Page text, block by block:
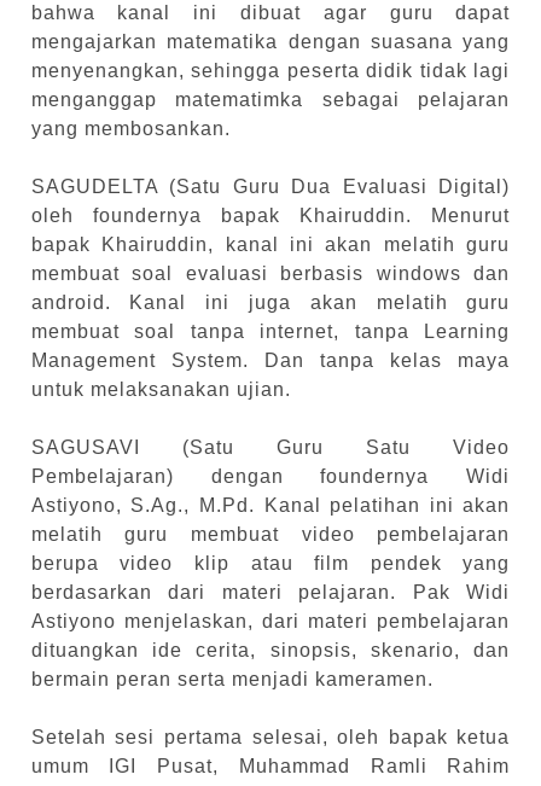
bahwa kanal ini dibuat agar guru dapat
mengajarkan matematika dengan suasana yang
menyenangkan, sehingga peserta didik tidak lagi
menganggap matematimka sebagai pelajaran
yang membosankan.
SAGUDELTA (Satu Guru Dua Evaluasi Digital)
oleh foundernya bapak Khairuddin. Menurut
bapak Khairuddin, kanal ini akan melatih guru
membuat soal evaluasi berbasis windows dan
android. Kanal ini juga akan melatih guru
membuat soal tanpa internet, tanpa Learning
Management System. Dan tanpa kelas maya
untuk melaksanakan ujian.
SAGUSAVI (Satu Guru Satu Video
Pembelajaran) dengan foundernya Widi
Astiyono, S.Ag., M.Pd. Kanal pelatihan ini akan
melatih guru membuat video pembelajaran
berupa video klip atau film pendek yang
berdasarkan dari materi pelajaran. Pak Widi
Astiyono menjelaskan, dari materi pembelajaran
dituangkan ide cerita, sinopsis, skenario, dan
bermain peran serta menjadi kameramen.
Setelah sesi pertama selesai, oleh bapak ketua
umum IGI Pusat, Muhammad Ramli Rahim